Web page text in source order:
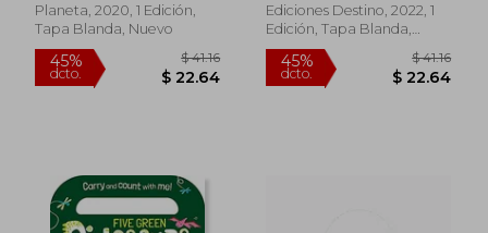
Planeta, 2020, 1 Edición,
Tapa Blanda, Nuevo
Ediciones Destino, 2022, 1
Edición, Tapa Blanda,
Nuevo